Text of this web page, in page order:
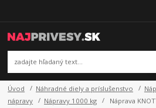
Úvod Náhradné diely a príslušenstvo
nápravy
Nápravy 1000 kg
Náprava